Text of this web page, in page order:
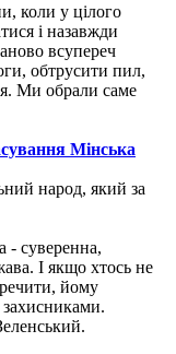
коли у цілого
і назавжди
всупереч
обтрусити пил,
Ми обрали саме
Мінська
народ, який за
- суверенна,
І якщо хтось не
йому